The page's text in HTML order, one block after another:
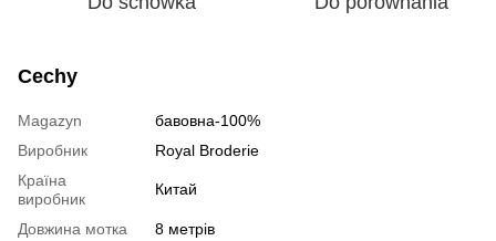
Cechy
Magazyn
бавовна-100%
Виробник
Royal Broderie
Країна
виробник
Китай
Довжина мотка 8 метрів